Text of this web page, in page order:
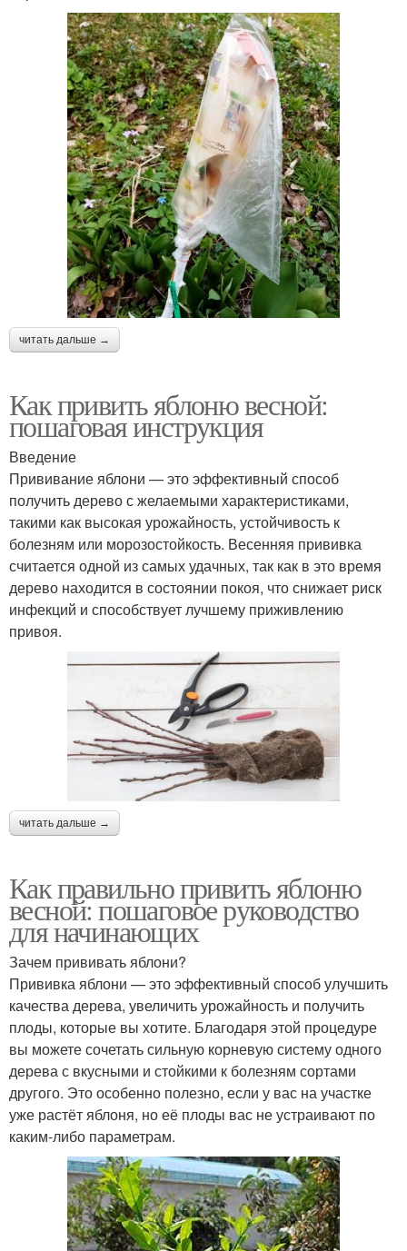
читать дальше →
Как привить яблоню весной:
пошаговая инструкция
Введение
Прививание яблони — это эффективный способ
получить дерево с желаемыми характеристиками,
такими как высокая урожайность, устойчивость к
болезням или морозостойкость. Весенняя прививка
считается одной из самых удачных, так как в это время
дерево находится в состоянии покоя, что снижает риск
инфекций и способствует лучшему приживлению
привоя.
читать дальше →
Как правильно привить яблоню
весной: пошаговое руководство
для начинающих
Зачем прививать яблони?
Прививка яблони — это эффективный способ улучшить
качества дерева, увеличить урожайность и получить
плоды, которые вы хотите. Благодаря этой процедуре
вы можете сочетать сильную корневую систему одного
дерева с вкусными и стойкими к болезням сортами
другого. Это особенно полезно, если у вас на участке
уже растёт яблоня, но её плоды вас не устраивают по
каким-либо параметрам.